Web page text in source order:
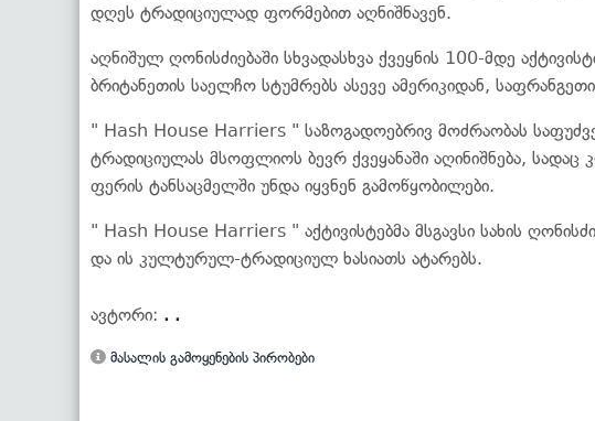
დღეს ტრადიციულად ფორმებით აღნიშნავენ.
აღნიშულ ღონისძიებაში სხვადასხვა ქვეყნის 100-მდე
ბრიტანეთის საელჩო სტუმრებს ასევე ამერიკიდან,
" Hash House Harriers " საზოგადოებრივ მოძრაობას
ტრადიციულას მსოფლიოს ბევრ ქვეყანაში აღინიშნება,
ფერის ტანსაცმელში უნდა იყვნენ გამოწყობილები.
" Hash House Harriers " აქტივისტებმა მსგავსი სახის
და ის კულტურულ-ტრადიციულ ხასიათს ატარებს.
ავტორი: . .
მასალის გამოყენების პირობები